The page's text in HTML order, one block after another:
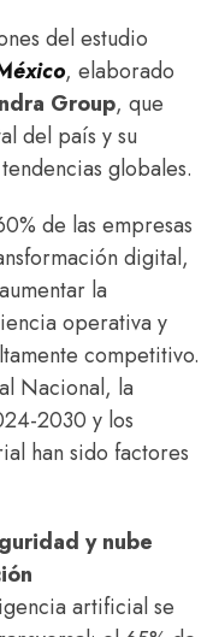
del estudio
, elaborado
Group, que
del país y su
globales.
de las empresas
digital,
la
operativa y
competitivo.
Nacional, la
2030 y los
han sido factores
y nube
artificial se